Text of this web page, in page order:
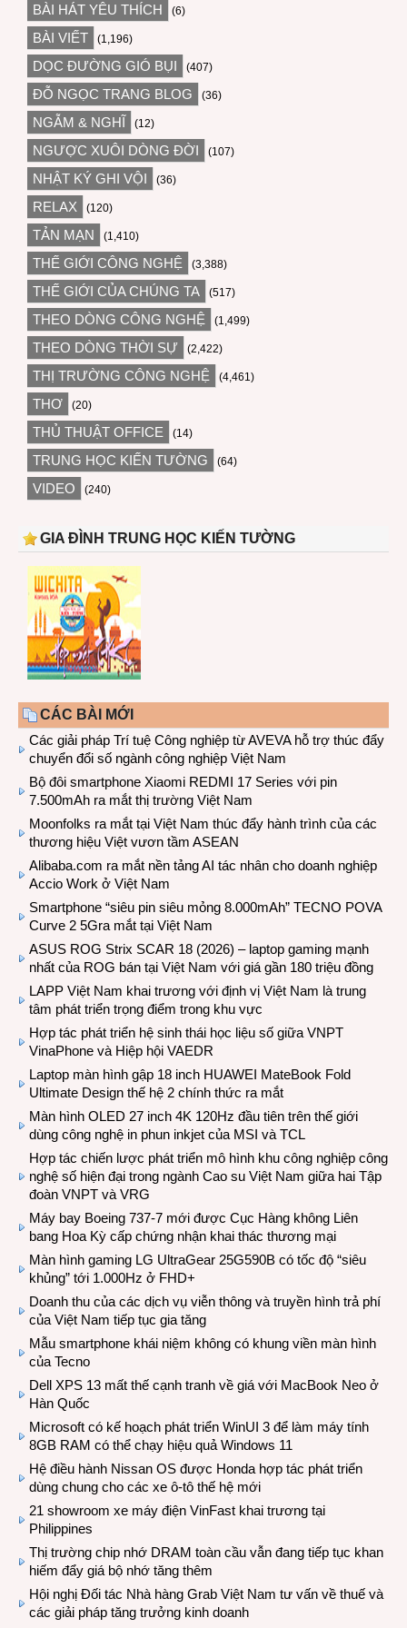
BÀI HÁT YÊU THÍCH (6)
BÀI VIẾT (1,196)
DỌC ĐƯỜNG GIÓ BỤI (407)
ĐỖ NGỌC TRANG BLOG (36)
NGẪM & NGHĨ (12)
NGƯỢC XUÔI DÒNG ĐỜI (107)
NHẬT KÝ GHI VỘI (36)
RELAX (120)
TẢN MẠN (1,410)
THẾ GIỚI CÔNG NGHỆ (3,388)
THẾ GIỚI CỦA CHÚNG TA (517)
THEO DÒNG CÔNG NGHỆ (1,499)
THEO DÒNG THỜI SỰ (2,422)
THỊ TRƯỜNG CÔNG NGHỆ (4,461)
THƠ (20)
THỦ THUẬT OFFICE (14)
TRUNG HỌC KIẾN TƯỜNG (64)
VIDEO (240)
GIA ĐÌNH TRUNG HỌC KIẾN TƯỜNG
CÁC BÀI MỚI
Các giải pháp Trí tuệ Công nghiệp từ AVEVA hỗ trợ thúc đẩy
chuyển đổi số ngành công nghiệp Việt Nam
Bộ đôi smartphone Xiaomi REDMI 17 Series với pin
7.500mAh ra mắt thị trường Việt Nam
Moonfolks ra mắt tại Việt Nam thúc đẩy hành trình của các
thương hiệu Việt vươn tầm ASEAN
Alibaba.com ra mắt nền tảng AI tác nhân cho doanh nghiệp
Accio Work ở Việt Nam
Smartphone “siêu pin siêu mỏng 8.000mAh” TECNO POVA
Curve 2 5Gra mắt tại Việt Nam
ASUS ROG Strix SCAR 18 (2026) – laptop gaming mạnh
nhất của ROG bán tại Việt Nam với giá gần 180 triệu đồng
LAPP Việt Nam khai trương với định vị Việt Nam là trung
tâm phát triển trọng điểm trong khu vực
Hợp tác phát triển hệ sinh thái học liệu số giữa VNPT
VinaPhone và Hiệp hội VAEDR
Laptop màn hình gập 18 inch HUAWEI MateBook Fold
Ultimate Design thế hệ 2 chính thức ra mắt
Màn hình OLED 27 inch 4K 120Hz đầu tiên trên thế giới
dùng công nghệ in phun inkjet của MSI và TCL
Hợp tác chiến lược phát triển mô hình khu công nghiệp công
nghệ số hiện đại trong ngành Cao su Việt Nam giữa hai Tập
đoàn VNPT và VRG
Máy bay Boeing 737-7 mới được Cục Hàng không Liên
bang Hoa Kỳ cấp chứng nhận khai thác thương mại
Màn hình gaming LG UltraGear 25G590B có tốc độ “siêu
khủng” tới 1.000Hz ở FHD+
Doanh thu của các dịch vụ viễn thông và truyền hình trả phí
của Việt Nam tiếp tục gia tăng
Mẫu smartphone khái niệm không có khung viền màn hình
của Tecno
Dell XPS 13 mất thế cạnh tranh về giá với MacBook Neo ở
Hàn Quốc
Microsoft có kế hoạch phát triển WinUI 3 để làm máy tính
8GB RAM có thể chạy hiệu quả Windows 11
Hệ điều hành Nissan OS được Honda hợp tác phát triển
dùng chung cho các xe ô-tô thế hệ mới
21 showroom xe máy điện VinFast khai trương tại
Philippines
Thị trường chip nhớ DRAM toàn cầu vẫn đang tiếp tục khan
hiếm đẩy giá bộ nhớ tăng thêm
Hội nghị Đối tác Nhà hàng Grab Việt Nam tư vấn về thuế và
các giải pháp tăng trưởng kinh doanh